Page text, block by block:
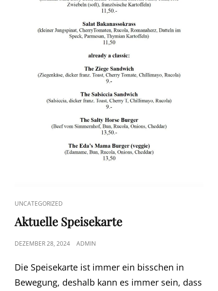
CAT
LINKS
UNCATEGORIZED
Aktuelle Speisekarte
POSTED
DEZEMBER 28, 2024 ADMIN
Die Speisekarte ist immer ein bisschen in
Bewegung, deshalb kann es immer sein, dass